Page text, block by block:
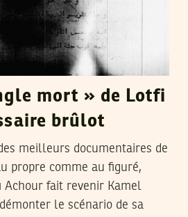
mort » de Lotfi
brûlot
meilleurs documentaires de
propre comme au figuré,
fait revenir Kamel
le scénario de sa